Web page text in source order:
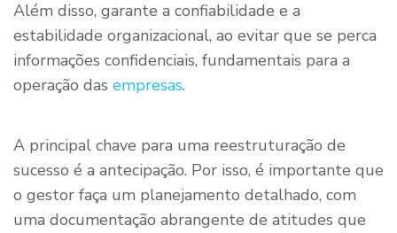
Além disso, garante a confiabilidade e a
estabilidade organizacional, ao evitar que se perca
informações confidenciais, fundamentais para a
operação das empresas.
A principal chave para uma reestruturação de
sucesso é a antecipação. Por isso, é importante que
o gestor faça um planejamento detalhado, com
uma documentação abrangente de atitudes que